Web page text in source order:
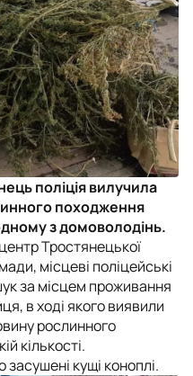
поліція вилучила
походження
з домоволодінь.
Тростянецької
місцеві поліцейські
за місцем проживання
в ході якого виявили
рослинного
кількості.
кущі коноплі.